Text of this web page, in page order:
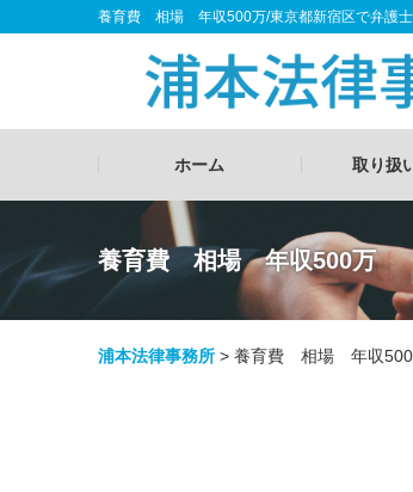
養育費 相場 年収500万/東京都新宿区で弁護士
ホーム 取り扱
養育費 相場 年収500万
浦本法律事務所 > 養育費 相場 年収